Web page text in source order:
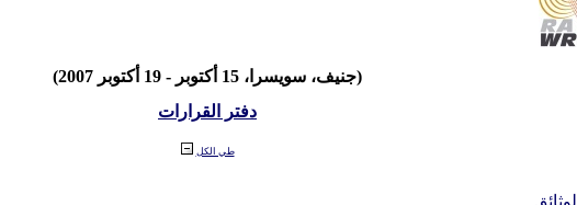
(جنيف، سويسرا، 15 أكتوبر - 19 أكتوبر 2007)
دفتر القرارات
طي الكل
الوثائق